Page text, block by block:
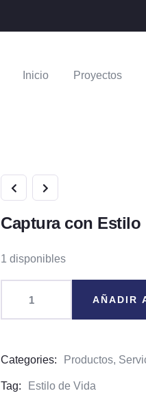
Inicio Proyectos
Captura con Estilo
1 disponibles
AÑADIR
Categories: Productos,
Tag: Estilo de Vida